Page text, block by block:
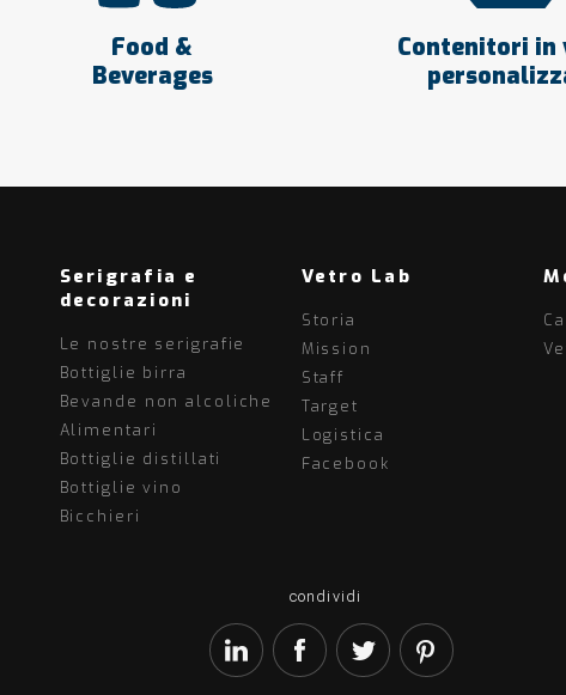
Food &
Beverages
Contenitori in
Serigrafia e
decorazioni
Le nostre serigrafie
Bottiglie birra
Bevande non alcoliche
Alimentari
Bottiglie distillati
Bottiglie vino
Bicchieri
Vetro Lab
Storia
Mission
Staff
Target
Logistica
Facebook
condividi